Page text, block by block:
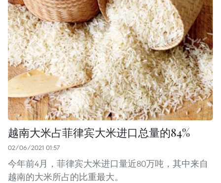
越南大米占菲律宾大米进口总量的84%
02/06/2021 01:57
今年前4月，菲律宾大米进口量近80万吨，其中来自
越南的大米所占的比重最大。